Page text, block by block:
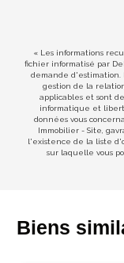
« Les informations
fichier informatisé par
demande d'estimation.
gestion de la
applicables et sont
informatique et
données vous
Immobilier - Site,
l'existence de la liste
sur laquelle vous
Biens